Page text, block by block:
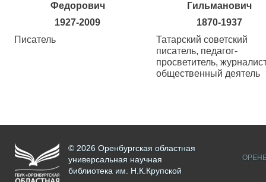
Федорович
1927-2009
Писатель
Гильманович
1870-1937
Татарский советский
писатель, педагог-
просветитель,
общественный деятель
© 2026 Оренбургская областная
универсальная научная
библиотека им. Н.К.Крупской